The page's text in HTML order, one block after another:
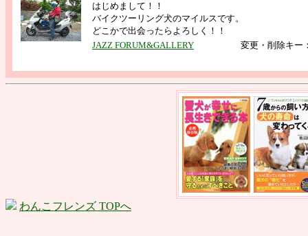
はじめまして！！
バイクツーリング犬のマイルスです。
どこかで出会ったらよろしく！！
JAZZ FORUM&GALLERY
変更・削除キー
わんこフレンズ TOPへ